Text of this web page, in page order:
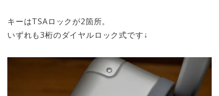
キーはTSAロックが2箇所。
いずれも3桁のダイヤルロック式です↓